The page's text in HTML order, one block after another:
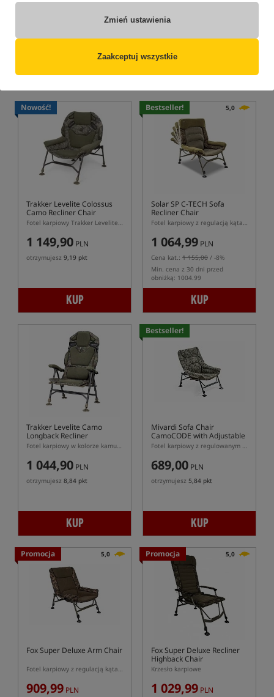
Zmień ustawienia
Zaakceptuj wszystkie
KUP
849,99
obniżką: 849.99
KUP
Nowość!
Trakker Levelite Colossus
Camo Recliner Chair
Fotel karpiowy Trakker Levelite Colossus Camo z regulowanym oparciem
1 149,90 PLN
otrzymujesz 9,19 pkt
KUP
Bestseller! 5,0
Solar SP C-TECH Sofa
Recliner Chair
Fotel karpiowy z regulacją kąta oparcia
1 064,99 PLN
Cena kat.: 1 155,00 / -8%
Min. cena z 30 dni przed
obniżką: 1004.99
KUP
Trakker Levelite Camo
Longback Recliner
Fotel karpiowy w kolorze kamuflażu
1 044,90 PLN
otrzymujesz 8,84 pkt
KUP
Bestseller!
Mivardi Sofa Chair
CamoCODE with Adjustable
Backrest
Fotel karpiowy z regulowanym kątem oparcia
689,00 PLN
otrzymujesz 5,84 pkt
KUP
Promocja 5,0
Fox Super Deluxe Arm Chair
Fotel karpiowy z regulacją kąta oparcia
909,99 PLN
Promocja 5,0
Fox Super Deluxe Recliner
Highback Chair
Krzesło karpiowe
1 029,99 PLN